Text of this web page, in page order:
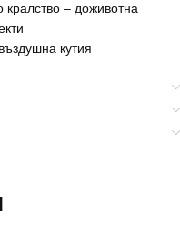
– доживотна
кутия